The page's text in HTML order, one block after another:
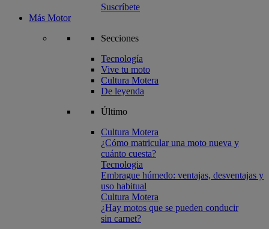
Suscríbete
Más Motor
Secciones
Tecnología
Vive tu moto
Cultura Motera
De leyenda
Último
Cultura Motera
¿Cómo matricular una moto nueva y
cuánto cuesta?
Tecnologia
Embrague húmedo: ventajas, desventajas y
uso habitual
Cultura Motera
¿Hay motos que se pueden conducir
sin carnet?